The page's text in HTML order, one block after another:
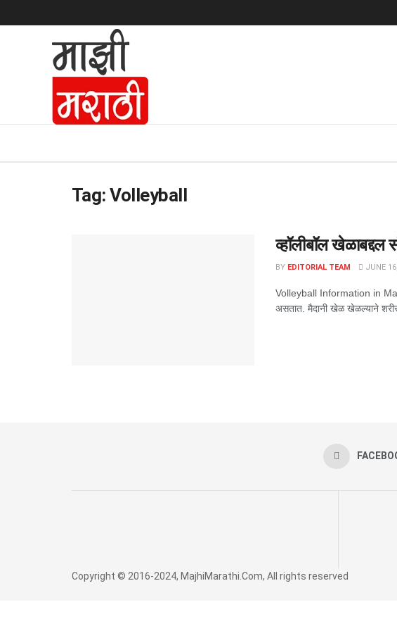
Tag:Volleyball
व्हॉलीबॉल खेळाबद्दल
BY EDITORIAL TEAM JUNE
Volleyball Information in
असतात. मैदानी खेळ खेळल्याने
Copyright © 2016-2024, MajhiMarathi.Com, All rights reserved